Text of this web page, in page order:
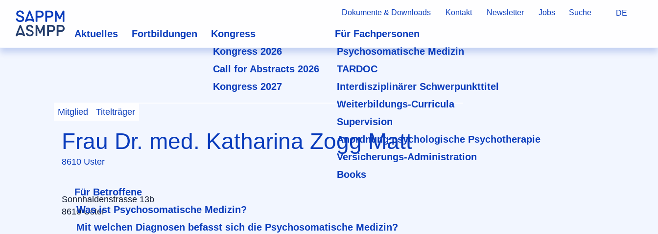
Dokumente & Downloads Kontakt Newsletter Jobs Suche DE
Aktuelles Fortbildungen
Kongress
Kongress 2026
Call for Abstracts 2026
Kongress 2027
Für Fachpersonen
Psychosomatische Medizin
TARDOC
Interdisziplinärer Schwerpunkttitel
Weiterbildungs-Curricula
Supervision
Anordnung psychologische Psychotherapie
Versicherungs-Administration
Books
Für Betroffene
Was ist Psychosomatische Medizin?
Mit welchen Diagnosen befasst sich die Psychosomatische Medizin?
Mitglied Titelträger
Frau Dr. med. Katharina Zogg Matt
8610 Uster
Sonnhaldenstrasse 13b
8610 Uster